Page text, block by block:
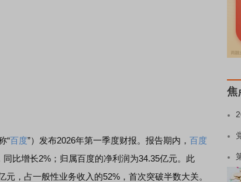
“百度”）发布2026年第一季度财报。报告期内， 百度
比增长2%；归属百度的净利润为34.35亿元。此
元，占一般性业务收入的52%，首次突破半数大关。
焦